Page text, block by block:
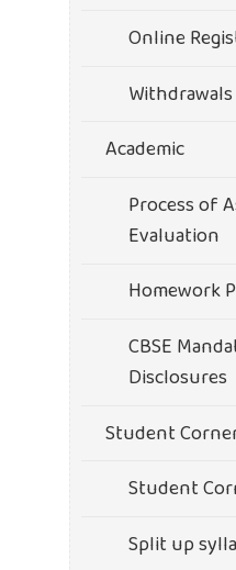
Online
Withdrawals
Academic
Process of
Evaluation
Homework
CBSE
Disclosures
Student
Student
Split up